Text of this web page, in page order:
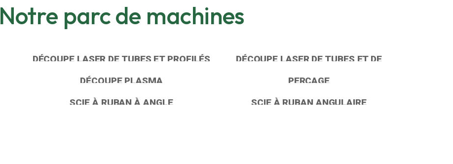
Notre parc de machines
DÉCOUPE LASER DE TUBES ET PROFILÉS
DÉCOUPE LASER DE TUBES ET DE
DÉCOUPE PLASMA
PERÇAGE
SCIE À RUBAN À ANGLE
SCIE À RUBAN ANGULAIRE